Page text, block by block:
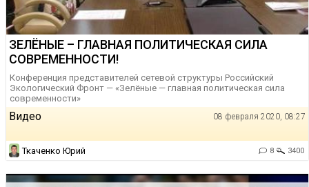
ЗЕЛЁНЫЕ – ГЛАВНАЯ ПОЛИТИЧЕСКАЯ СИЛА
СОВРЕМЕННОСТИ!
Конференция представителей сетевой структуры Российский
Экологический Фронт — «Зелёные — главная политическая сила
современности»
Видео 08 февраля 2020, 08:27
Ткаченко Юрий 8 3400